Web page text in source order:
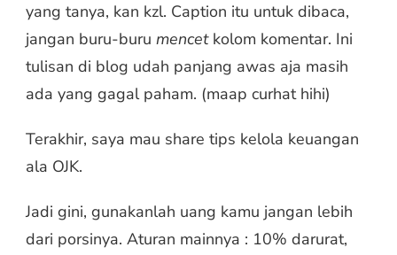
yang tanya, kan kzl. Caption itu untuk dibaca,
jangan buru-buru mencetkolom komentar. Ini
tulisan di blog udah panjang awas aja masih
ada yang gagal paham. (maap curhat hihi)
Terakhir, saya mau share tips kelola keuangan
ala OJK.
Jadi gini, gunakanlah uang kamu jangan lebih
dari porsinya. Aturan mainnya : 10% darurat,